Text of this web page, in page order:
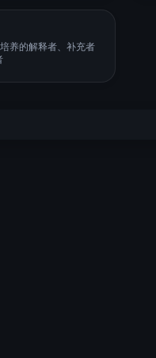
养的解释者、补充者